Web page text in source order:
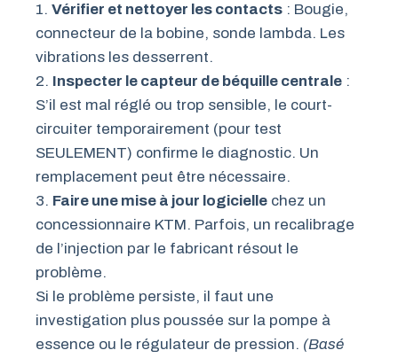
1. Vérifier et nettoyer les contacts : Bougie,
connecteur de la bobine, sonde lambda. Les
vibrations les desserrent.
2. Inspecter le capteur de béquille centrale :
S’il est mal réglé ou trop sensible, le court-
circuiter temporairement (pour test
SEULEMENT) confirme le diagnostic. Un
remplacement peut être nécessaire.
3. Faire une mise à jour logicielle chez un
concessionnaire KTM. Parfois, un recalibrage
de l’injection par le fabricant résout le
problème.
Si le problème persiste, il faut une
investigation plus poussée sur la pompe à
essence ou le régulateur de pression. (Basé